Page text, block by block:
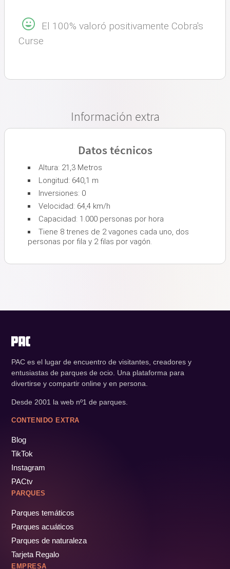
El 100% valoró positivamente Cobra's
Curse
Información extra
Datos técnicos
Altura: 21,3 Metros
Longitud: 640,1 m
Inversiones: 0
Velocidad: 64,4 km/h
Capacidad: 1.000 personas por hora
Tiene 8 trenes de 2 vagones cada uno, dos
personas por fila y 2 filas por vagón.
PAC es el lugar de encuentro de visitantes, creadores y
entusiastas de parques de ocio. Una plataforma para
divertirse y compartir online y en persona.
Desde 2001 la web nº1 de parques.
CONTENIDO EXTRA
Blog
TikTok
Instagram
PACtv
PARQUES
Parques temáticos
Parques acuáticos
Parques de naturaleza
Tarjeta Regalo
EMPRESA